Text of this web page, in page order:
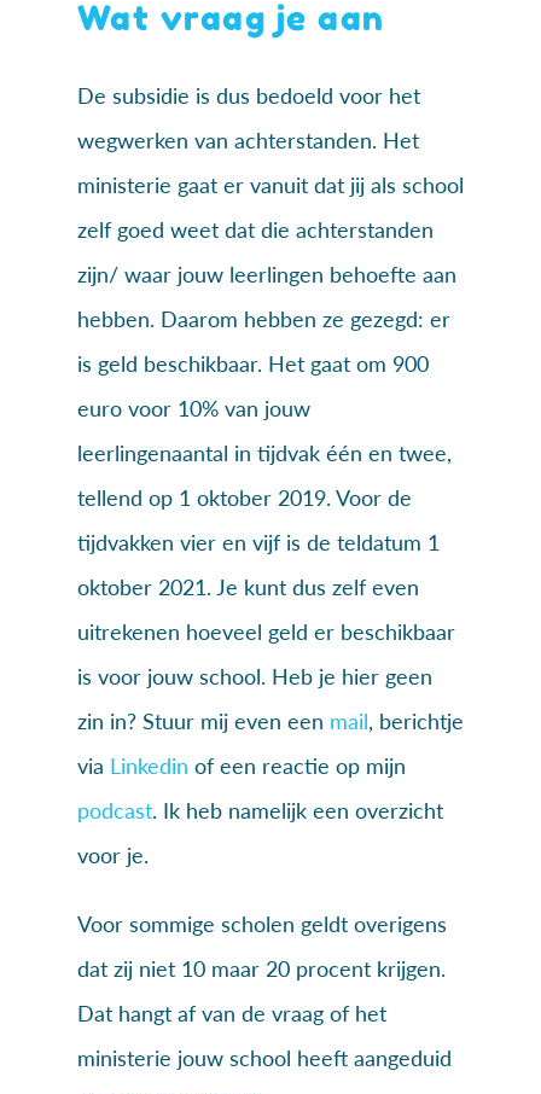
Wat vraag je aan
De subsidie is dus bedoeld voor het
wegwerken van achterstanden. Het
ministerie gaat er vanuit dat jij als school
zelf goed weet dat die achterstanden
zijn/ waar jouw leerlingen behoefte aan
hebben. Daarom hebben ze gezegd: er
is geld beschikbaar. Het gaat om 900
euro voor 10% van jouw
leerlingenaantal in tijdvak één en twee,
tellend op 1 oktober 2019. Voor de
tijdvakken vier en vijf is de teldatum 1
oktober 2021. Je kunt dus zelf even
uitrekenen hoeveel geld er beschikbaar
is voor jouw school. Heb je hier geen
zin in? Stuur mij even een mail, berichtje
via Linkedin of een reactie op mijn
podcast. Ik heb namelijk een overzicht
voor je.
Voor sommige scholen geldt overigens
dat zij niet 10 maar 20 procent krijgen.
Dat hangt af van de vraag of het
ministerie jouw school heeft aangeduid